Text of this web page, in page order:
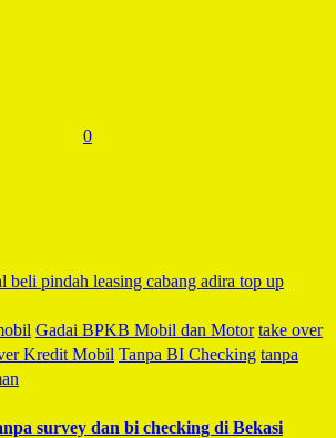
0
Gadai BPKB Mobil dan Motor take over
Kredit Mobil Tanpa BI Checking tanpa
survey dan bi checking di Bekasi